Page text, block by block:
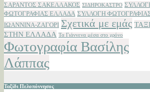
ΣΑΡΑΝΤΟΣ ΣΑΚΕΛΛΑΚΟΣ ΣΙΔΗΡΟΚΑΣΤΡΟ
ΦΩΤΟΓΡΑΦΙΑΣ ΕΛΛΑΔΑ ΣΥΛΛΟΓΗ
ΙΩΑΝΝΙΝΑ-ΖΑΓΟΡΙ Σχετικά με εμάς
ΣΤΗΝ ΕΛΛΑΔΑ Τα Γιάννενα μέσα στο χρόνο
Φωτογραφία Βασίλης
Λάππας
Ταξίδι Πελοπόννησος